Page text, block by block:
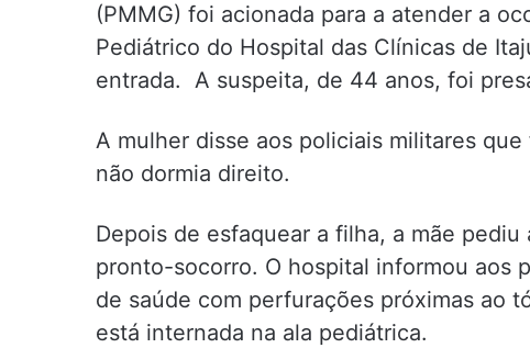
(PMMG) foi acionada para a atender a
Pediátrico do Hospital das Clínicas de
entrada. A suspeita, de 44 anos, foi
A mulher disse aos policiais militares
não dormia direito.
Depois de esfaquear a filha, a mãe
pronto-socorro. O hospital informou aos
de saúde com perfurações próximas ao
está internada na ala pediátrica.